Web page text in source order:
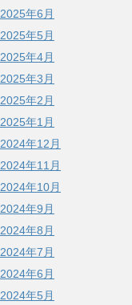
2025年6月
2025年5月
2025年4月
2025年3月
2025年2月
2025年1月
2024年12月
2024年11月
2024年10月
2024年9月
2024年8月
2024年7月
2024年6月
2024年5月